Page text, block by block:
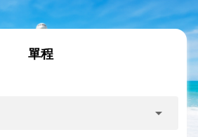
單程
arrow_drop_down